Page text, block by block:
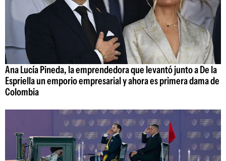
Ana Lucía Pineda, la emprendedora que levantó junto a De la
Espriella un emporio empresarial y ahora es primera dama de
Colombia